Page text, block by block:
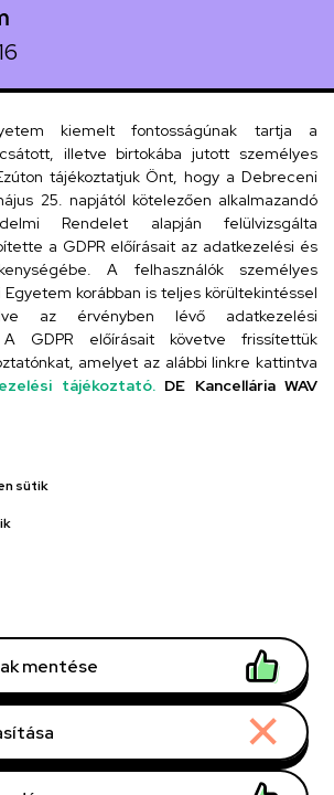
alt.unideb.hu
Kossuth utca 33.
telefonkönyv
Copyright © 2026 Unideb
kiemelt fontosságúnak tartja a
illetve birtokába jutott személyes
tájékoztatjuk Önt, hogy a Debreceni
25. napjától kötelezően alkalmazandó
Rendelet alapján felülvizsgálta
a GDPR előírásait az adatkezelési és
A felhasználók személyes
korábban is teljes körültekintéssel
az érvényben lévő adatkezelési
A GDPR előírásait követve frissítettük
amelyet az alábbi linkre kattintva
tájékoztató. DE Kancellária WAV
sütik
mentése